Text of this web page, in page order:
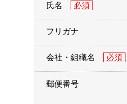
氏名
フリガナ
会社・組織名
郵便番号